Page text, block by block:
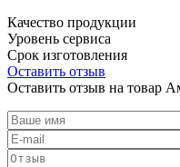
Качество продукции
Уровень сервиса
Срок изготовления
Оставить отзыв
Оставить отзыв на товар